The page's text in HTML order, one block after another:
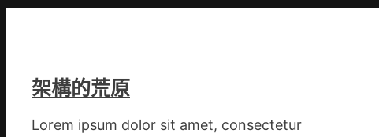
世
架構的荒原
Lorem ipsum dolor sit amet, consectetur